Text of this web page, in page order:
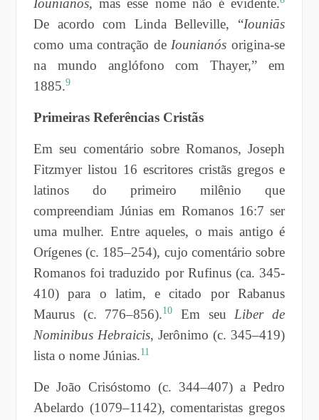
Iounianós, mas esse nome não é evidente.
De acordo com Linda Belleville, “Iouniās
como uma contração de Iounianós origina-se
na mundo anglófono com Thayer,” em
1885.9
Primeiras Referências Cristãs
Em seu comentário sobre Romanos, Joseph
Fitzmyer listou 16 escritores cristãs gregos e
latinos do primeiro milênio que
compreendiam Júnias em Romanos 16:7 ser
uma mulher. Entre aqueles, o mais antigo é
Orígenes (c. 185–254), cujo comentário sobre
Romanos foi traduzido por Rufinus (ca. 345-
410) para o latim, e citado por Rabanus
Maurus (c. 776–856).10 Em seu Liber de
Nominibus Hebraicis, Jerônimo (c. 345–419)
lista o nome Júnias.11
De João Crisóstomo (c. 344–407) a Pedro
Abelardo (1079–1142), comentaristas gregos